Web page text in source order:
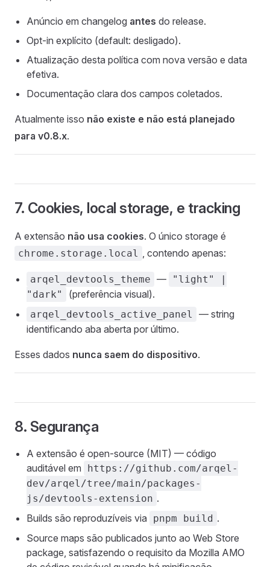
Anúncio em changelog antes do release.
Opt-in explícito (default: desligado).
Atualização desta política com nova versão e data
efetiva.
Documentação clara dos campos coletados.
Atualmente isso não existe e não está planejado
para v0.8.x.
7. Cookies, local storage, e tracking
A extensão não usa cookies. O único storage é
chrome.storage.local , contendo apenas:
arqel_devtools_theme —
"light" |
"dark"
(preferência visual).
arqel_devtools_active_panel
— string
identificando aba aberta por último.
Esses dados nunca saem do dispositivo.
8. Segurança
A extensão é open-source (MIT) — código
auditável em
https://github.com/arqel-
dev/arqel/tree/main/packages-
js/devtools-extension .
Builds são reproduzíveis via
pnpm build .
Source maps são publicados junto ao Web Store
package, satisfazendo o requisito da Mozilla AMO